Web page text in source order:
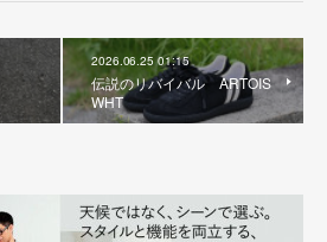
2026.06.25 01:15
伝説のリバイバル ARTOIS
WHT